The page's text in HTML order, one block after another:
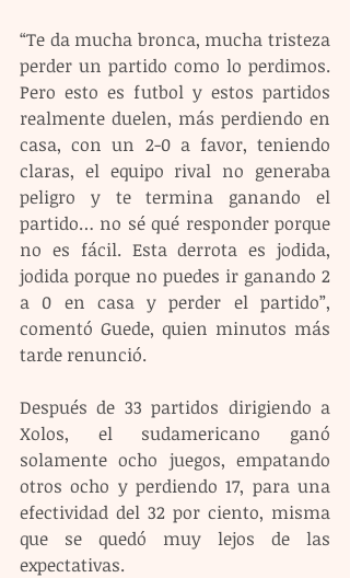
“Te da mucha bronca, mucha tristeza
perder un partido como lo perdimos.
Pero esto es futbol y estos partidos
realmente duelen, más perdiendo en
casa, con un 2-0 a favor, teniendo
claras, el equipo rival no generaba
peligro y te termina ganando el
partido… no sé qué responder porque
no es fácil. Esta derrota es jodida,
jodida porque no puedes ir ganando 2
a 0 en casa y perder el partido”,
comentó Guede, quien minutos más
tarde renunció.
Después de 33 partidos dirigiendo a
Xolos, el sudamericano ganó
solamente ocho juegos, empatando
otros ocho y perdiendo 17, para una
efectividad del 32 por ciento, misma
que se quedó muy lejos de las
expectativas.